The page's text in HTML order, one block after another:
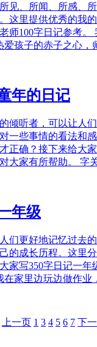
见、所闻、所感、
这里提供优秀的我的
师100字日记参考。
爱孩子的赤子之心，
年的日记
倾听者，可以让人
一些事情的看法和
正确？接下来给大
大家有所帮助。 字
年级
们更好地记忆过去
的成长历程。这里
家写350字日记一年
在家里边玩边做作业
上一页 1 3 4 5 6 7 下